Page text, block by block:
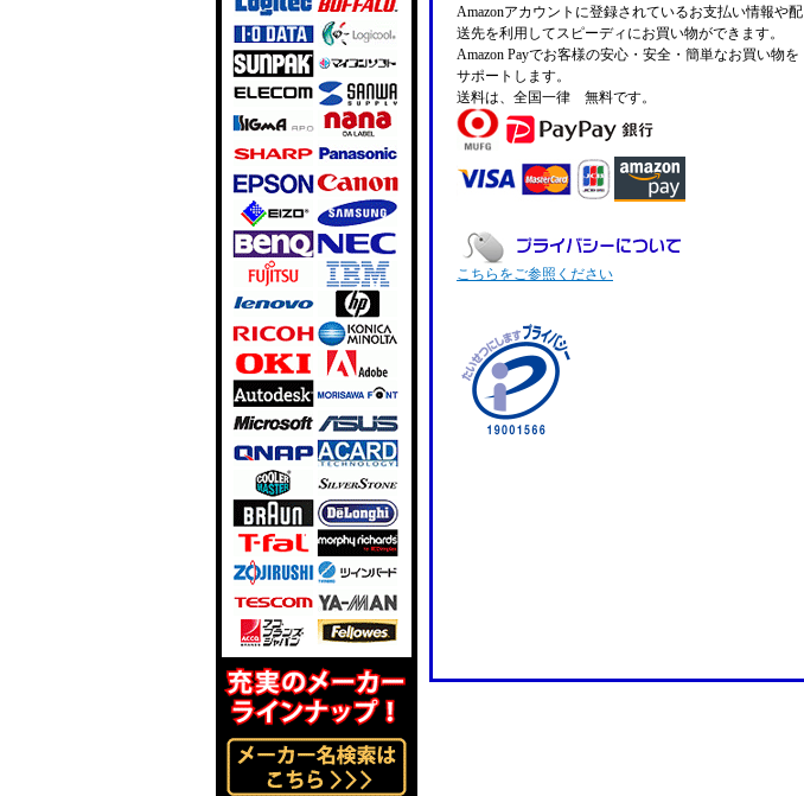
Amazonアカウントに登録されているお支払い情報や配
送先を利用してスピーディにお買い物ができます。
Amazon Payでお客様の安心・安全・簡単なお買い物を
サポートします。
送料は、全国一律 無料です。
こちらをご参照ください